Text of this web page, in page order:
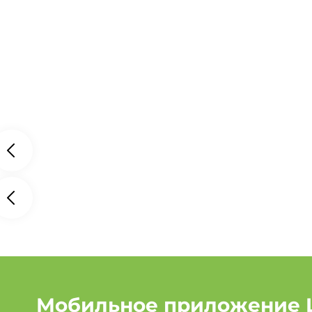
Мобильное приложение